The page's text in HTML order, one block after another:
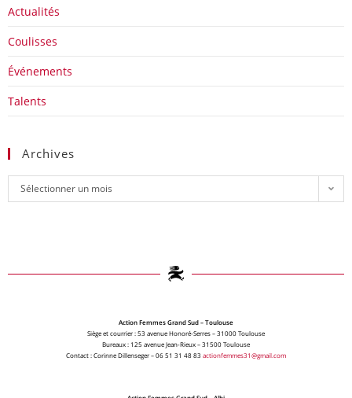
Actualités
Coulisses
Événements
Talents
Archives
Sélectionner un mois
Action Femmes Grand Sud – Toulouse
Siège et courrier : 53 avenue Honoré-Serres – 31000 Toulouse
Bureaux : 125 avenue Jean-Rieux – 31500 Toulouse
Contact : Corinne Dillenseger – 06 51 31 48 83 actionfemmes31@gmail.com